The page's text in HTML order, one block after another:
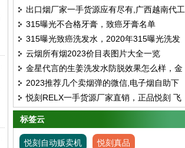
出口烟厂家一手货源应有尽有,广西越南代工
烟仓库免税烟一手
315曝光不合格牙膏，致癌牙膏名单
315曝光致癌洗发水，2020年315曝光洗发
水名单
云烟所有烟2023价目表图片大全一览
金星代言的生姜洗发水防脱效果怎么样，金
星代言的博滴洗发水真的有用吗
2023推荐几个卖烟弹的微信,电子烟自助下
单平台
悦刻RELX一手货源厂家直销，正品悦刻 飞
雾 各种一次性 烟弹超多
标签云
悦刻自动贩卖机 悦刻真品